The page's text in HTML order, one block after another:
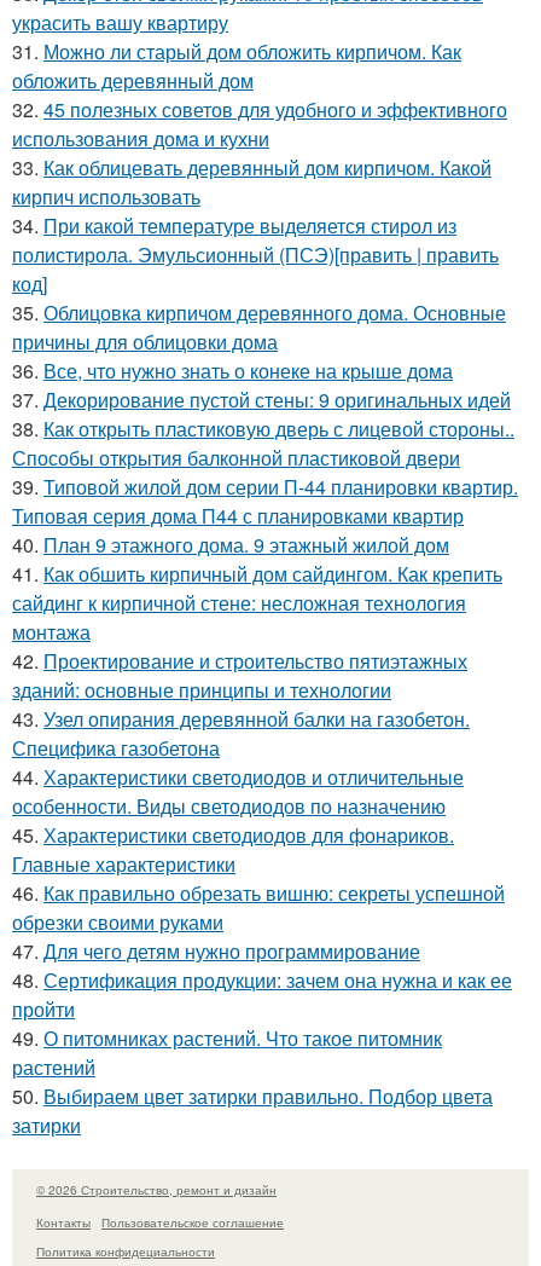
украсить вашу квартиру
31. Можно ли старый дом обложить кирпичом. Как
обложить деревянный дом
32. 45 полезных советов для удобного и эффективного
использования дома и кухни
33. Как облицевать деревянный дом кирпичом. Какой
кирпич использовать
34. При какой температуре выделяется стирол из
полистирола. Эмульсионный (ПСЭ)[править | править
код]
35. Облицовка кирпичом деревянного дома. Основные
причины для облицовки дома
36. Все, что нужно знать о конеке на крыше дома
37. Декорирование пустой стены: 9 оригинальных идей
38. Как открыть пластиковую дверь с лицевой стороны..
Способы открытия балконной пластиковой двери
39. Типовой жилой дом серии П-44 планировки квартир.
Типовая серия дома П44 с планировками квартир
40. План 9 этажного дома. 9 этажный жилой дом
41. Как обшить кирпичный дом сайдингом. Как крепить
сайдинг к кирпичной стене: несложная технология
монтажа
42. Проектирование и строительство пятиэтажных
зданий: основные принципы и технологии
43. Узел опирания деревянной балки на газобетон.
Специфика газобетона
44. Характеристики светодиодов и отличительные
особенности. Виды светодиодов по назначению
45. Характеристики светодиодов для фонариков.
Главные характеристики
46. Как правильно обрезать вишню: секреты успешной
обрезки своими руками
47. Для чего детям нужно программирование
48. Сертификация продукции: зачем она нужна и как ее
пройти
49. О питомниках растений. Что такое питомник
растений
50. Выбираем цвет затирки правильно. Подбор цвета
затирки
© 2026 Строительство, ремонт и дизайн
Контакты
Пользовательское соглашение
Политика конфидециальности